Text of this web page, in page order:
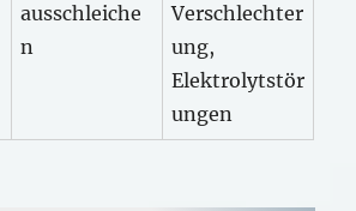
ausschleiche
n
Verschlechter
ung,
Elektrolytstör
ungen